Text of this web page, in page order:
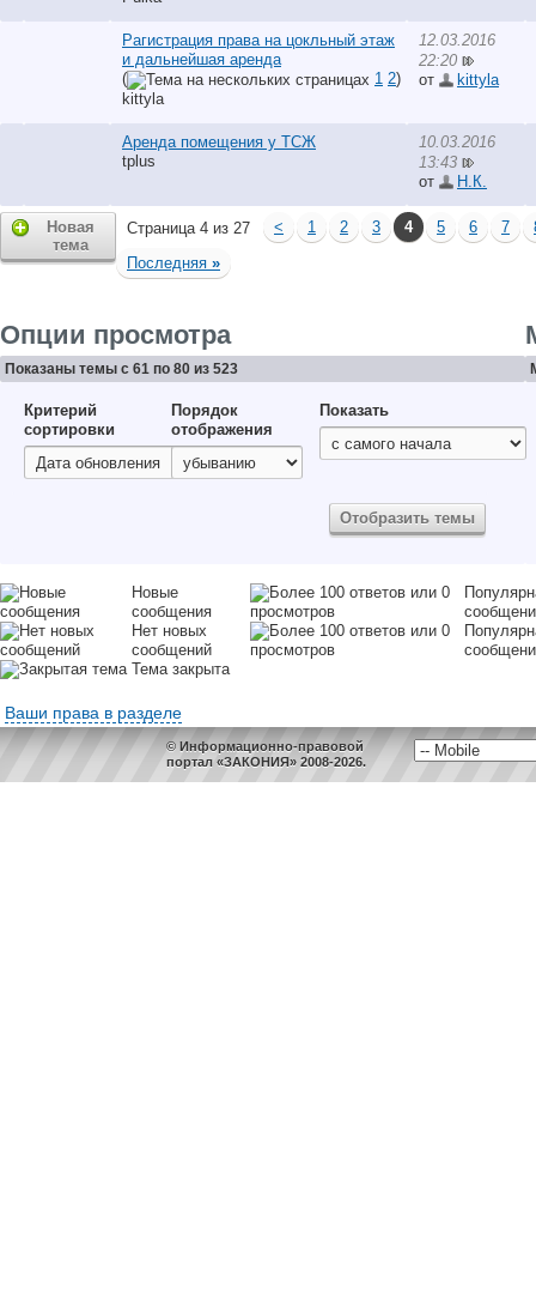
Рагистрация права на цокльный этаж
и дальнейшая аренда
(
1 2)
kittyla
12.03.2016
22:20
от
kittyla
Аренда помещения у ТСЖ
tplus
10.03.2016
13:43
от
Н.К.
Новая
тема
Страница 4 из 27 < 1 2 3 4 5 6 7
Последняя »
Опции просмотра
Показаны темы с 61 по 80 из 523
Критерий
сортировки
Порядок
отображения
Показать
Новые
сообщения
Нет новых
сообщений
Тема закрыта
Ваши права в разделе
© Информационно-правовой
портал «ЗАКОНИЯ» 2008-2026.